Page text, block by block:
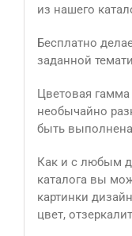
из нашего
Бесплатно
заданной
Цветовая
необычайно
быть
Как и с любым
каталога вы
картинки
цвет,